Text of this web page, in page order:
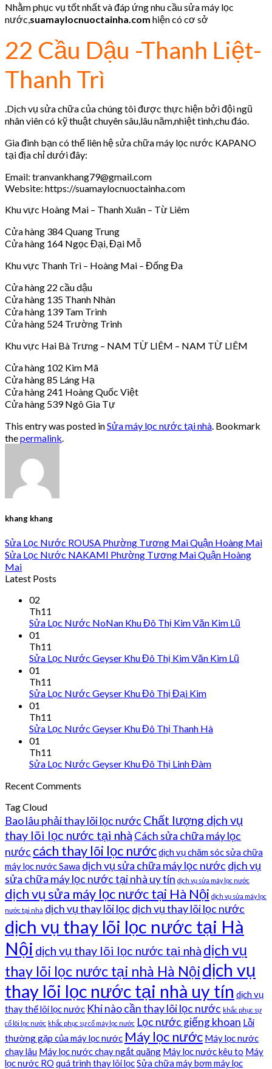
Nhằm phục vụ tốt nhất và đáp ứng nhu cầu sửa máy lọc
nước, suamaylocnuoctainha.com hiện có cơ sở
22 Cầu Dậu -Thanh Liệt-
Thanh Trì
.Dịch vụ sửa chữa của chúng tôi được thực hiện bởi đội ngũ
nhân viên có kỹ thuật chuyên sâu,lâu năm,nhiệt tình,chu đáo.
Gia đình bạn có thể liên hệ sửa chữa máy lọc nước KAPANO
tại địa chỉ dưới đây:
Email: tranvankhang79@gmail.com
Website: https://suamaylocnuoctainha.com
Khu vực Hoàng Mai – Thanh Xuân – Từ Liêm
Cửa hàng 384 Quang Trung
Cửa hàng 164 Ngọc Đại, Đại Mỗ
Khu vực Thanh Trì – Hoàng Mai – Đống Đa
Cửa hàng 22 cầu dậu
Cửa hàng 135 Thanh Nhàn
Cửa hàng 139 Tam Trinh
Cửa hàng 524 Trường Trinh
Khu vực Hai Bà Trưng – NAM TỪ LIÊM – NAM TỪ LIÊM
Cửa hàng 102 Kim Mã
Cửa hàng 85 Láng Hạ
Cửa hàng 241 Hoàng Quốc Việt
Cửa hàng 539 Ngô Gia Tự
This entry was posted inSửa máy lọc nước tại nhà . Bookmark
thepermalink
khang khang
Sửa Lọc Nước ROUSA Phường Tương Mai Quận Hoàng Mai
Sửa Lọc Nước NAKAMI Phường Tương Mai Quận Hoàng
Mai
Latest Posts
02
Th11
Sửa Lọc Nước NoNan Khu Đô Thị Kim Văn Kim Lũ
01
Th11
Sửa Lọc Nước Geyser Khu Đô Thị Kim Văn Kim Lũ
01
Th11
Sửa Lọc Nước Geyser Khu Đô Thị Đại Kim
01
Th11
Sửa Lọc Nước Geyser Khu Đô Thị Thanh Hà
01
Th11
Sửa Lọc Nước Geyser Khu Đô Thị Linh Đàm
Recent Comments
Tag Cloud
Bao lâu phải thay lõi lọc nước Chất lượng dịch vụ
thay lõi lọc nước tại nhà Cách sửa chữa máy lọc
nước cách thay lõi lọc nướcdịch vụ chăm sóc sửa chữa
máy lọc nước Sawa dịch vụ sửa chữa máy lọc nước dịch vụ
sửa chữa máy lọc nước tại nhà uy tín dịch vụ sửa máy lọc nước
dịch vụ sửa máy lọc nước tại Hà Nội dịch vụ sửa máy lọc
nước tại nhà dịch vụ thay lõi lọc dịch vụ thay lõi lọc nước
dịch vụ thay lõi lọc nước tại Hà
Nội dịch vụ thay lõi lọc nước tại nhà dịch vụ
thay lõi lọc nước tại nhà Hà Nộidịch vụ
thay lõi lọc nước tại nhà uy tín dịch vụ
thay thế lõi lọc nước Khi nào cần thay lõi lọc nước khắc phục sự
cố lõi lọc nước khắc phục sự cố máy lọc nước Lọc nước giếng khoan Lỗi
thường gặp của máy lọc nước Máy lọc nước Máy lọc nước
chạy lâu Máy lọc nước chạy ngắt quãng Máy lọc nước kêu to Máy
lọc nước RO quá trình thay lõi lọcSửa chữa máy bơm máy lọc